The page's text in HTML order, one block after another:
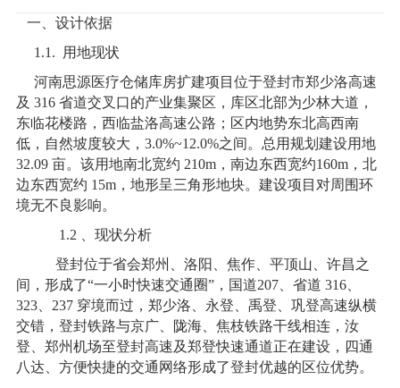
一、设计依据
1.1. 用地现状
河南思源医疗仓储库房扩建项目位于登封市郑少洛高速
及 316 省道交叉口的产业集聚区，库区北部为少林大道，
东临花楼路，西临盐洛高速公路；区内地势东北高西南
低，自然坡度较大，3.0%~12.0%之间。总用规划建设用地
32.09 亩。该用地南北宽约 210m，南边东西宽约160m，北
边东西宽约 15m，地形呈三角形地块。建设项目对周围环
境无不良影响。
1.2 、现状分析
登封位于省会郑州、洛阳、焦作、平顶山、许昌之
间，形成了“一小时快速交通圈”，国道207、省道 316、
323、237 穿境而过，郑少洛、永登、禹登、巩登高速纵横
交错，登封铁路与京广、陇海、焦枝铁路干线相连，汝
登、郑州机场至登封高速及郑登快速通道正在建设，四通
八达、方便快捷的交通网络形成了登封优越的区位优势。